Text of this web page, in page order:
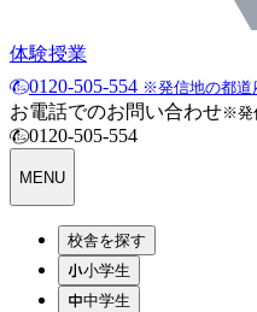
体験授業
0120-505-554 ※発信地の都道
お電話でのお問い合わせ※発
0120-505-554
MENU
校舎を探す
小学生
中学生